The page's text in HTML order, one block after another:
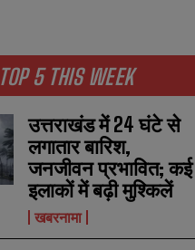
TOP 5 THIS WEEK
उत्तराखंड में 24 घंटे से
लगातार बारिश,
जनजीवन प्रभावित; कई
इलाकों में बढ़ी मुश्किलें
खबरनामा